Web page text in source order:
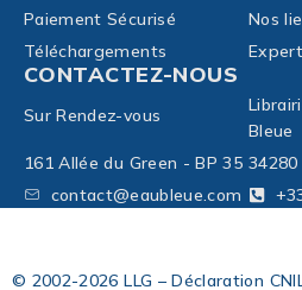
Paiement Sécurisé
Nos
Téléchargements
CONTACTEZ-NOUS
Sur Rendez-vous
Bleue
161 Allée du Green - BP 35
contact@eaubleue.com
© 2002-2026 LLG – Déclaration